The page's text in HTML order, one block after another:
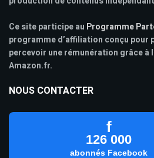
Ce site participe au Programme
programme d’affiliation conçu pour
percevoir une rémunération grâce à
Amazon.fr.
NOUS CONTACTER
f
126 000
abonnés Facebook